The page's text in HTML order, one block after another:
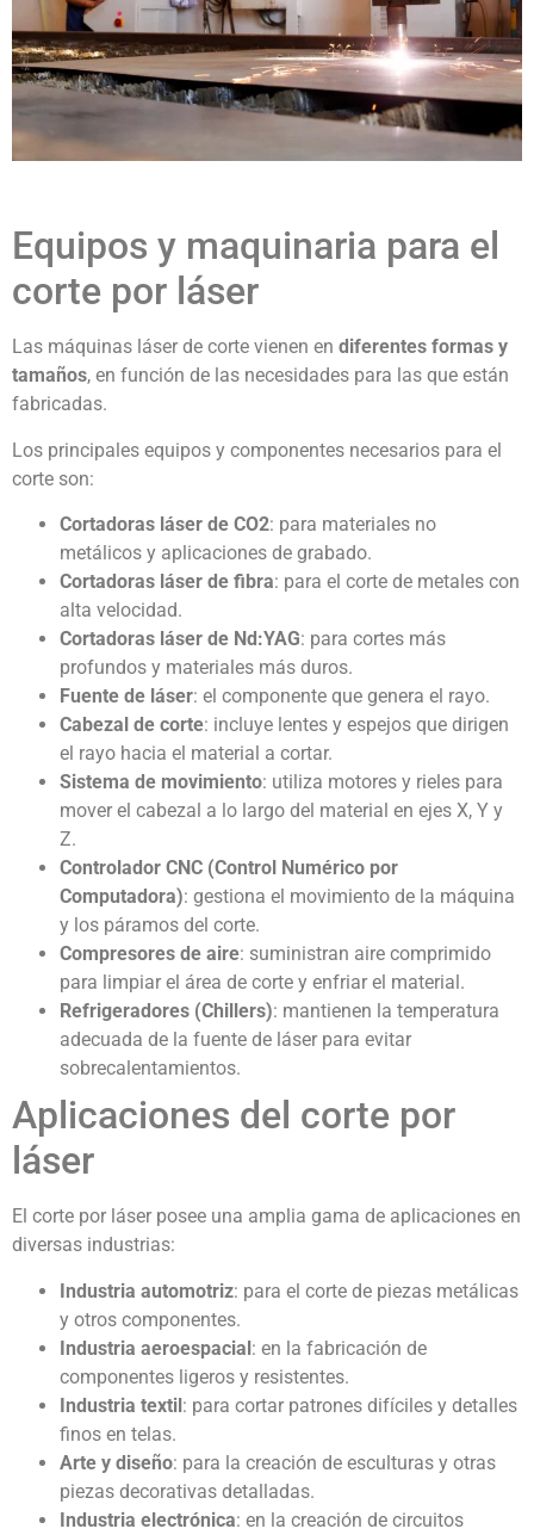
Equipos y maquinaria para el
corte por láser
Las máquinas láser de corte vienen en diferentes formas y
tamaños, en función de las necesidades para las que están
fabricadas.
Los principales equipos y componentes necesarios para el
corte son:
Cortadoras láser de CO2: para materiales no
metálicos y aplicaciones de grabado.
Cortadoras láser de fibra: para el corte de metales con
alta velocidad.
Cortadoras láser de Nd:YAG: para cortes más
profundos y materiales más duros.
Fuente de láser: el componente que genera el rayo.
Cabezal de corte: incluye lentes y espejos que dirigen
el rayo hacia el material a cortar.
Sistema de movimiento: utiliza motores y rieles para
mover el cabezal a lo largo del material en ejes X, Y y
Z.
Controlador CNC (Control Numérico por
Computadora): gestiona el movimiento de la máquina
y los páramos del corte.
Compresores de aire: suministran aire comprimido
para limpiar el área de corte y enfriar el material.
Refrigeradores (Chillers): mantienen la temperatura
adecuada de la fuente de láser para evitar
sobrecalentamientos.
Aplicaciones del corte por
láser
El corte por láser posee una amplia gama de aplicaciones en
diversas industrias:
Industria automotriz: para el corte de piezas metálicas
y otros componentes.
Industria aeroespacial: en la fabricación de
componentes ligeros y resistentes.
Industria textil: para cortar patrones difíciles y detalles
finos en telas.
Arte y diseño: para la creación de esculturas y otras
piezas decorativas detalladas.
Industria electrónica: en la creación de circuitos